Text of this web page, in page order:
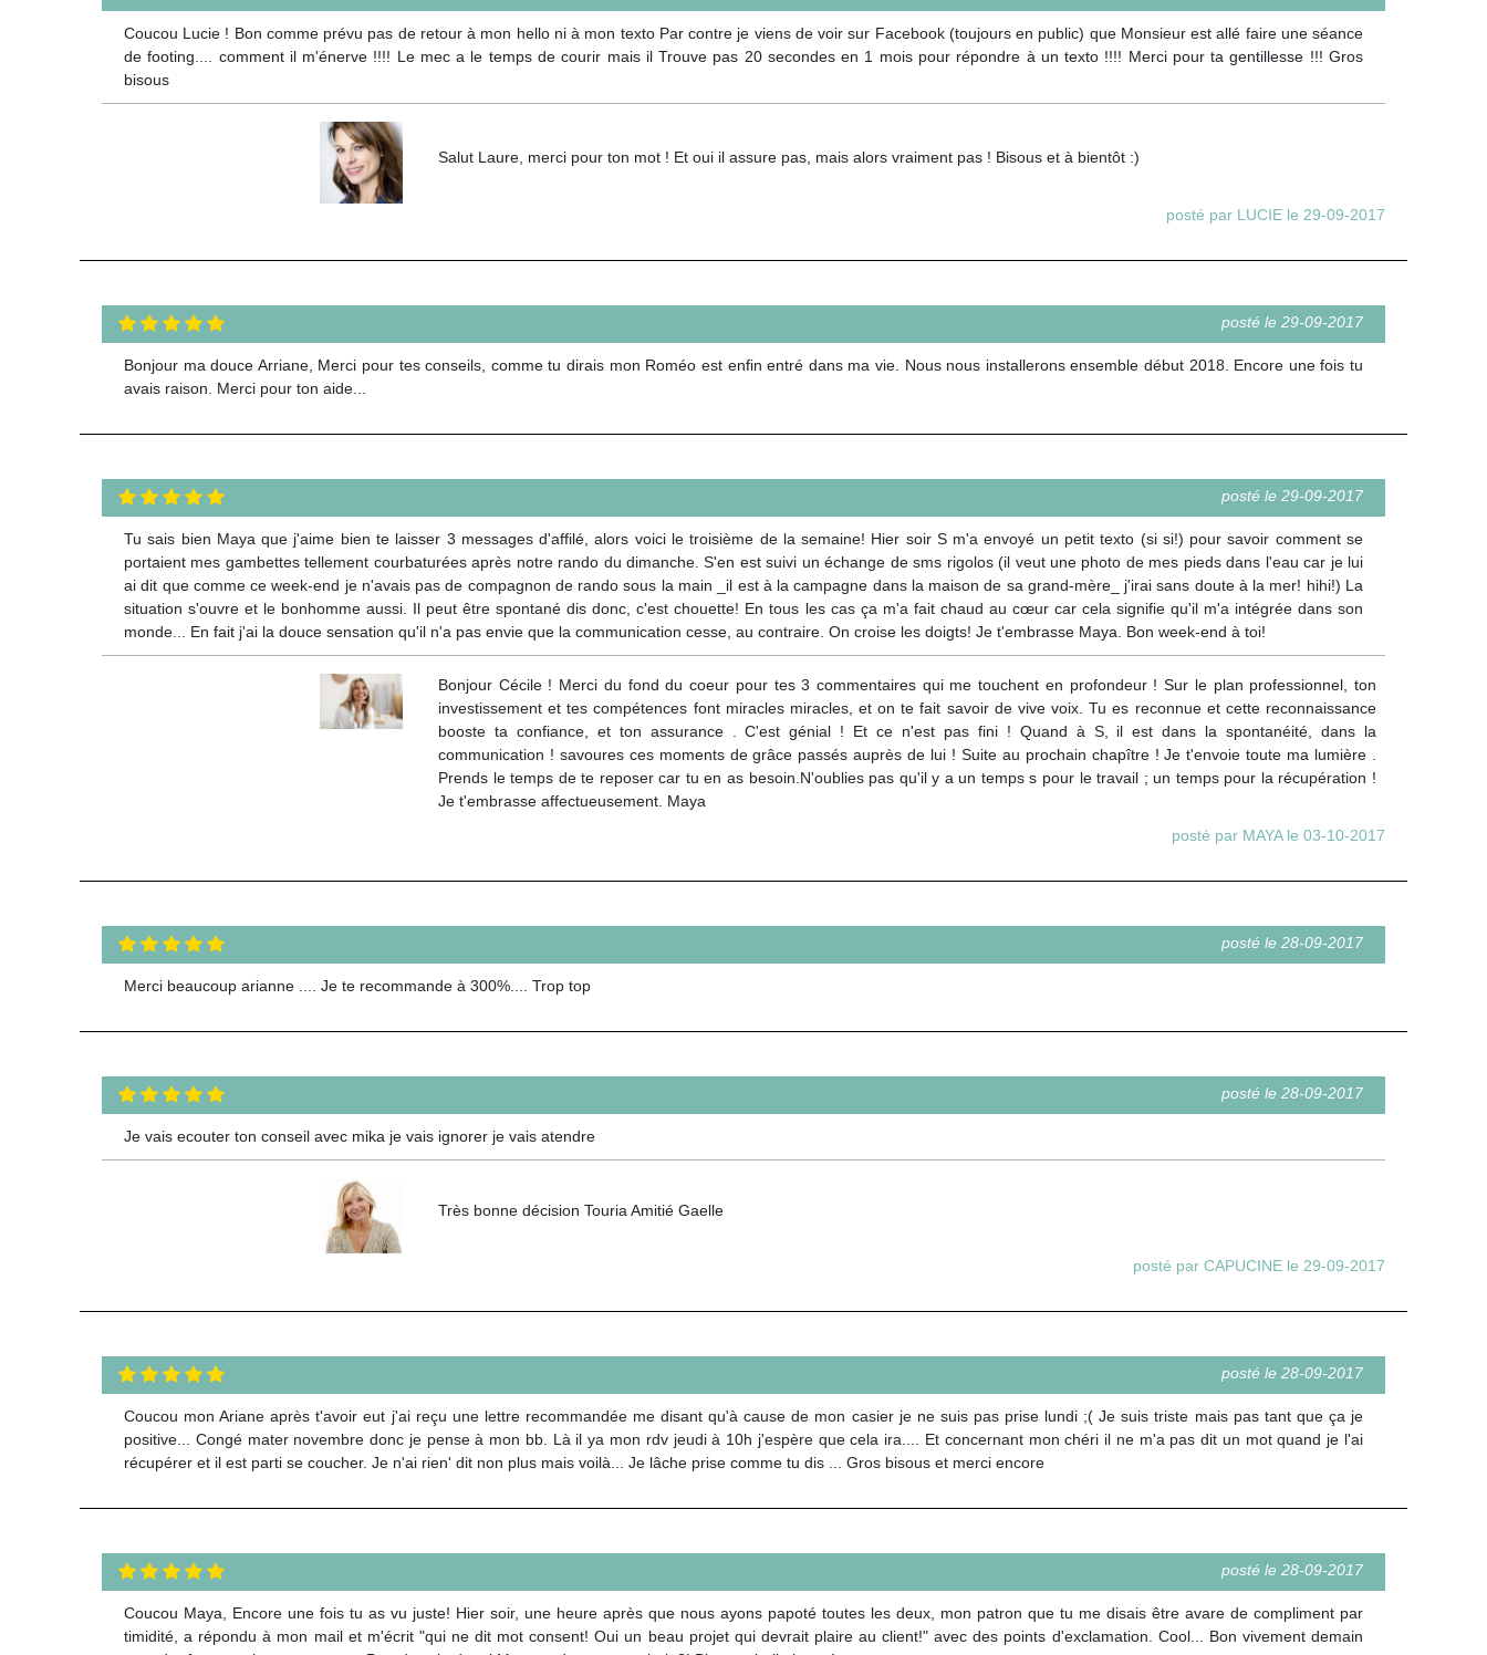
Coucou Lucie ! Bon comme prévu pas de retour à mon hello ni à mon texto Par contre je viens de voir sur Facebook (toujours en public) que Monsieur est allé faire une séance
de footing.... comment il m'énerve !!!! Le mec a le temps de courir mais il Trouve pas 20 secondes en 1 mois pour répondre à un texto !!!! Merci pour ta gentillesse !!! Gros
bisous
Salut Laure, merci pour ton mot ! Et oui il assure pas, mais alors vraiment pas ! Bisous et à bientôt :)
posté par LUCIE le 29-09-2017
posté le 29-09-2017
Bonjour ma douce Arriane, Merci pour tes conseils, comme tu dirais mon Roméo est enfin entré dans ma vie. Nous nous installerons ensemble début 2018. Encore une fois tu
avais raison. Merci pour ton aide...
posté le 29-09-2017
Tu sais bien Maya que j'aime bien te laisser 3 messages d'affilé, alors voici le troisième de la semaine! Hier soir S m'a envoyé un petit texto (si si!) pour savoir comment se
portaient mes gambettes tellement courbaturées après notre rando du dimanche. S'en est suivi un échange de sms rigolos (il veut une photo de mes pieds dans l'eau car je lui
ai dit que comme ce week-end je n'avais pas de compagnon de rando sous la main _il est à la campagne dans la maison de sa grand-mère_ j'irai sans doute à la mer! hihi!) La
situation s'ouvre et le bonhomme aussi. Il peut être spontané dis donc, c'est chouette! En tous les cas ça m'a fait chaud au cœur car cela signifie qu'il m'a intégrée dans son
monde... En fait j'ai la douce sensation qu'il n'a pas envie que la communication cesse, au contraire. On croise les doigts! Je t'embrasse Maya. Bon week-end à toi!
Bonjour Cécile ! Merci du fond du coeur pour tes 3 commentaires qui me touchent en profondeur ! Sur le plan professionnel, ton
investissement et tes compétences font miracles miracles, et on te fait savoir de vive voix. Tu es reconnue et cette reconnaissance
booste ta confiance, et ton assurance . C'est génial ! Et ce n'est pas fini ! Quand à S, il est dans la spontanéité, dans la
communication ! savoures ces moments de grâce passés auprès de lui ! Suite au prochain chapître ! Je t'envoie toute ma lumière .
Prends le temps de te reposer car tu en as besoin.N'oublies pas qu'il y a un temps s pour le travail ; un temps pour la récupération !
Je t'embrasse affectueusement. Maya
posté par MAYA le 03-10-2017
posté le 28-09-2017
Merci beaucoup arianne .... Je te recommande à 300%.... Trop top
posté le 28-09-2017
Je vais ecouter ton conseil avec mika je vais ignorer je vais atendre
Très bonne décision Touria Amitié Gaelle
posté par CAPUCINE le 29-09-2017
posté le 28-09-2017
Coucou mon Ariane après t'avoir eut j'ai reçu une lettre recommandée me disant qu'à cause de mon casier je ne suis pas prise lundi ;( Je suis triste mais pas tant que ça je
positive... Congé mater novembre donc je pense à mon bb. Là il ya mon rdv jeudi à 10h j'espère que cela ira.... Et concernant mon chéri il ne m'a pas dit un mot quand je l'ai
récupérer et il est parti se coucher. Je n'ai rien' dit non plus mais voilà... Je lâche prise comme tu dis ... Gros bisous et merci encore
posté le 28-09-2017
Coucou Maya, Encore une fois tu as vu juste! Hier soir, une heure après que nous ayons papoté toutes les deux, mon patron que tu me disais être avare de compliment par
timidité, a répondu à mon mail et m'écrit "qui ne dit mot consent! Oui un beau projet qui devrait plaire au client!" avec des points d'exclamation. Cool... Bon vivement demain